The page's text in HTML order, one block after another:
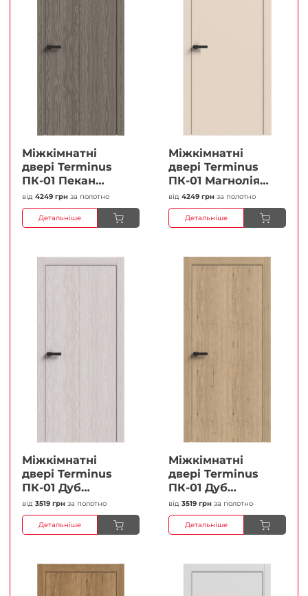
Міжкімнатні
двері Terminus
ПК-01 Пекан
Глухі Плівка
від 4249 грн за полотно
Детальніше
Міжкімнатні
двері Terminus
ПК-01 Магнолія
Глухі Плівка
від 4249 грн за полотно
Детальніше
Міжкімнатні
двері Terminus
ПК-01 Дуб
перлиний Глухі
Плівка
від 3519 грн за полотно
Детальніше
Міжкімнатні
двері Terminus
ПК-01 Дуб
класичний Глухі
Плівка
від 3519 грн за полотно
Детальніше